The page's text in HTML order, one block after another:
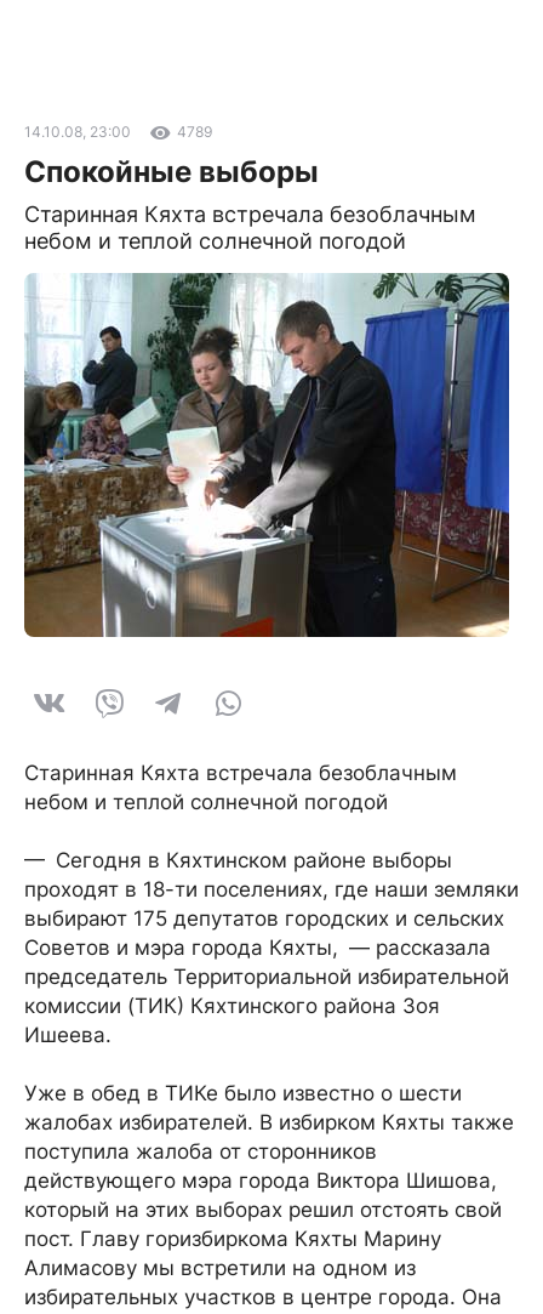
14.10.08, 23:00 4789
Спокойные выборы
Старинная Кяхта встречала безоблачным
небом и теплой солнечной погодой
Старинная Кяхта встречала безоблачным
небом и теплой солнечной погодой
— Сегодня в Кяхтинском районе выборы
проходят в 18-ти поселениях, где наши земляки
выбирают 175 депутатов городских и сельских
Советов и мэра города Кяхты, — рассказала
председатель Территориальной избирательной
комиссии (ТИК) Кяхтинского района Зоя
Ишеева.
Уже в обед в ТИКе было известно о шести
жалобах избирателей. В избирком Кяхты также
поступила жалоба от сторонников
действующего мэра города Виктора Шишова,
который на этих выборах решил отстоять свой
пост. Главу горизбиркома Кяхты Марину
Алимасову мы встретили на одном из
избирательных участков в центре города. Она